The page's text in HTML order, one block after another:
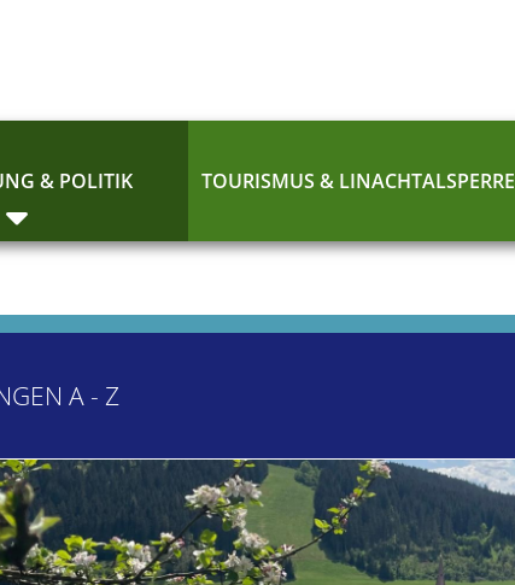
& POLITIK TOURISMUS & LINACHTALSPERRE
A - Z